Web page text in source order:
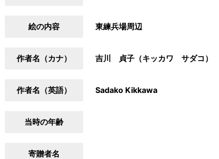
絵の内容 東練兵場周辺
作者名（カナ） 吉川 貞子（キッカワ サダコ）
作者名（英語） Sadako Kikkawa
当時の年齢
寄贈者名